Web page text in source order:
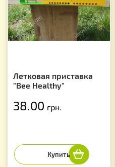
Летковая приставка
"Bee Healthy"
38.00 грн.